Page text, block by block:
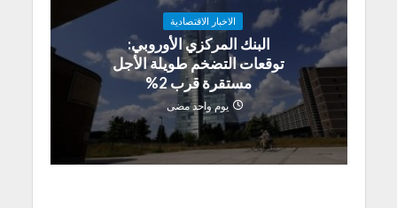
الاخبار الاقتصادية
البنك المركزي الأوروبي:
توقعات التضخم طويلة الأجل
مستقرة قرب 2%
يوم واحد مضى